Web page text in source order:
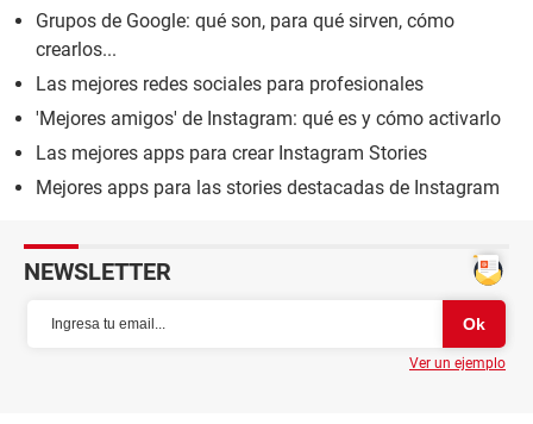
Grupos de Google: qué son, para qué sirven, cómo
crearlos...
Las mejores redes sociales para profesionales
'Mejores amigos' de Instagram: qué es y cómo activarlo
Las mejores apps para crear Instagram Stories
Mejores apps para las stories destacadas de Instagram
NEWSLETTER
Ver un ejemplo